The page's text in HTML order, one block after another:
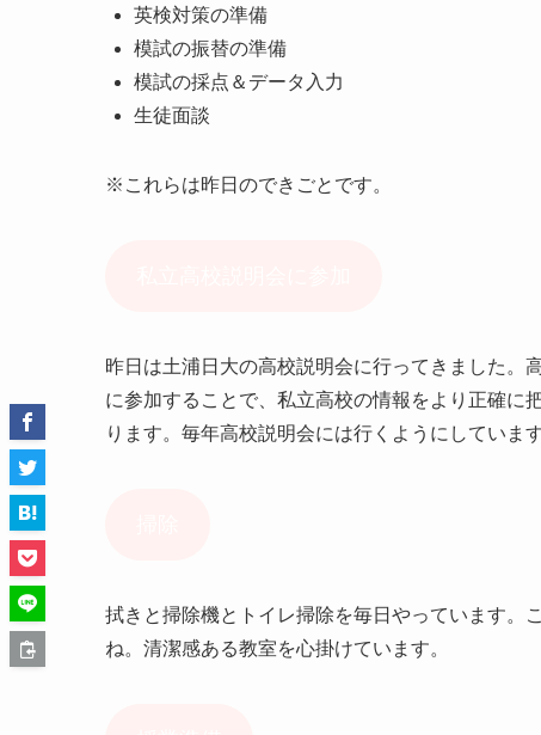
英検対策の準備
模試の振替の準備
模試の採点＆データ入力
生徒面談
※これらは昨日のできごとです。
昨日は土浦日大の高校説明会に行ってきました。
に参加することで、私立高校の情報をより正確に
ります。毎年高校説明会には行くようにしています
拭きと掃除機とトイレ掃除を毎日やっています。
ね。清潔感ある教室を心掛けています。